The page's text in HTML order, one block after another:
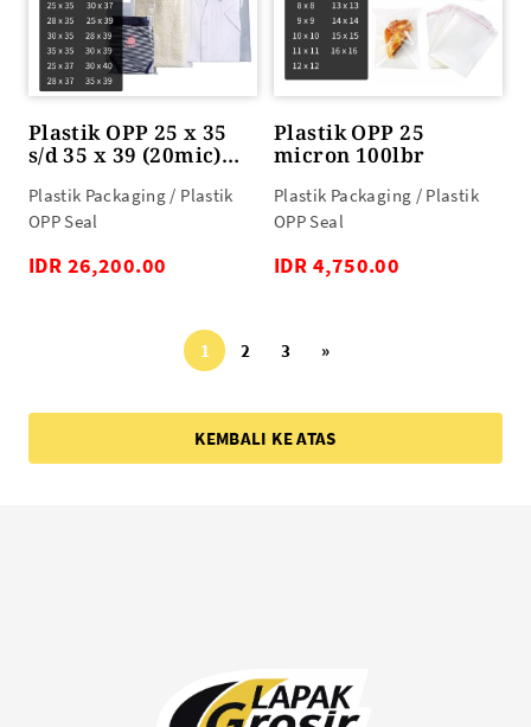
Plastik OPP 25 x 35
s/d 35 x 39 (20mic)
Plastik Packaging / Plastik
OPP Seal
IDR 26,200.00
Plastik OPP 25
micron 100lbr
Plastik Packaging / Plastik
OPP Seal
IDR 4,750.00
1 2 3 »
KEMBALI KE ATAS